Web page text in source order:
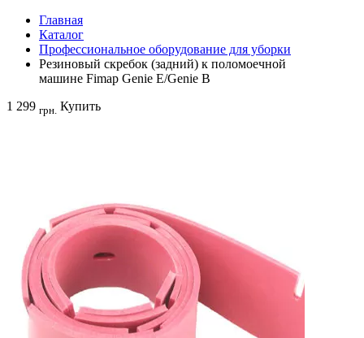
Главная
Каталог
Профессиональное оборудование для уборки
Резиновый скребок (задний) к поломоечной
машине Fimap Genie E/Genie B
1 299 грн. Купить